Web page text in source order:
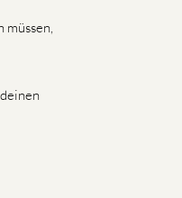
müssen,